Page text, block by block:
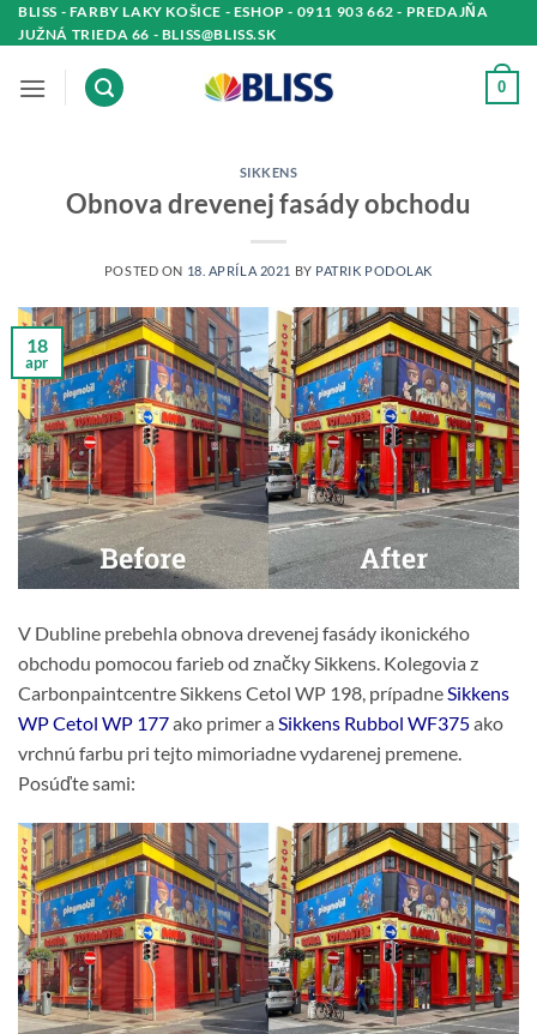
Skip
to
BLISS - FARBY LAKY KOŠICE - ESHOP - 0911 903 662 - PREDAJŇA
JUŽNÁ TRIEDA 66 - BLISS@BLISS.SK
0
SIKKENS
Obnova drevenej fasády obchodu
POSTED ON 18. APRÍLA 2021 BY PATRIK PODOLAK
18
apr
V Dubline prebehla obnova drevenej fasády ikonického
obchodu pomocou farieb od značky Sikkens. Kolegovia z
Carbonpaintcentre Sikkens Cetol WP 198, prípadne Sikkens
WP Cetol WP 177ako primer a Sikkens Rubbol WF375ako
vrchnú farbu pri tejto mimoriadne vydarenej premene.
Posúďte sami: